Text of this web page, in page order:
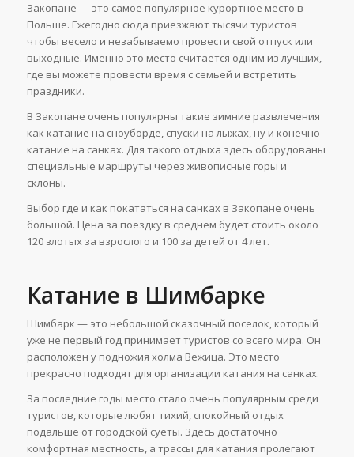
Закопане — это самое популярное курортное место в
Польше. Ежегодно сюда приезжают тысячи туристов
чтобы весело и незабываемо провести свой отпуск или
выходные. Именно это место считается одним из лучших,
где вы можете провести время с семьей и встретить
праздники.
В Закопане очень популярны такие зимние развлечения
как катание на сноуборде, спуски на лыжах, ну и конечно
катание на санках. Для такого отдыха здесь оборудованы
специальные маршруты через живописные горы и
склоны.
Выбор где и как покататься на санках в Закопане очень
большой. Цена за поездку в среднем будет стоить около
120 злотых за взрослого и 100 за детей от 4 лет.
Катание в Шимбарке
Шимбарк — это небольшой сказочный поселок, который
уже не первый год принимает туристов со всего мира. Он
расположен у подножия холма Вежица. Это место
прекрасно подходят для организации катания на санках.
За последние годы место стало очень популярным среди
туристов, которые любят тихий, спокойный отдых
подальше от городской суеты. Здесь достаточно
комфортная местность, а трассы для катания пролегают